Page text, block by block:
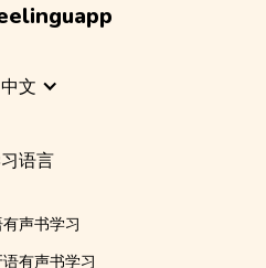
文
语言
声书学习
有声书学习